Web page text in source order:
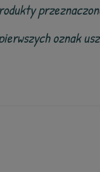
oznak